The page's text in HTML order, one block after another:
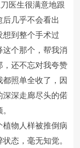
医生很满意地跟
几乎不会看出
想到整个手术过
个那个，帮我消
，还不忘对我夸赞
照单全收了，因
深深走廊尽头的偌
物人样被推倒病
态，毫无知觉。